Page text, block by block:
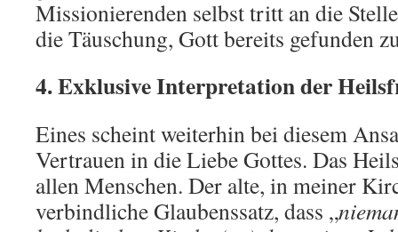
Missionierenden selbst tritt an die
die Täuschung, Gott bereits gefunden
4. Exklusive Interpretation der
Eines scheint weiterhin bei diesem
Vertrauen in die Liebe Gottes. Das
allen Menschen. Der alte, in meiner
verbindliche Glaubenssatz, dass „